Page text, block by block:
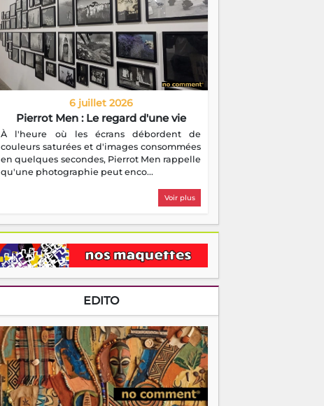
6 juillet 2026
Pierrot Men : Le regard d'une vie
À l'heure où les écrans débordent de
couleurs saturées et d'images consommées
en quelques secondes, Pierrot Men rappelle
qu'une photographie peut enco...
Voir plus
EDITO